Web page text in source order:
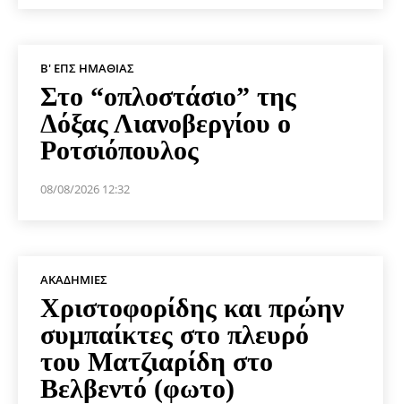
Β' ΕΠΣ ΗΜΑΘΊΑΣ
Στο “οπλοστάσιο” της
Δόξας Λιανοβεργίου ο
Ροτσιόπουλος
08/08/2026 12:32
ΑΚΑΔΗΜΊΕΣ
Χριστοφορίδης και πρώην
συμπαίκτες στο πλευρό
του Ματζιαρίδη στο
Βελβεντό (φωτο)